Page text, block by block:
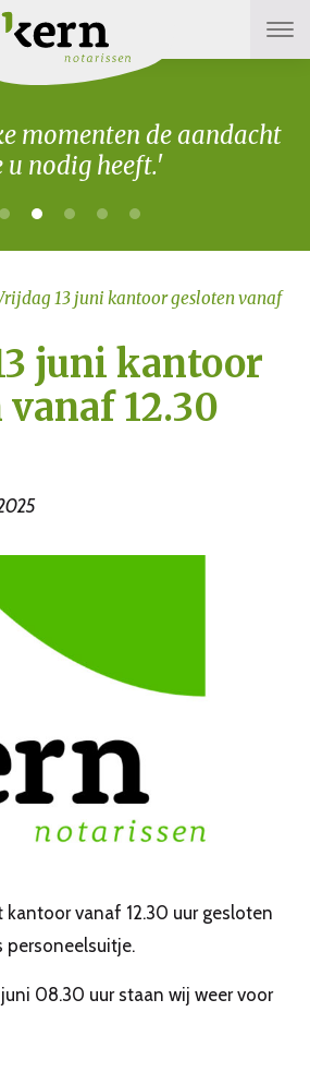
momenten de aandacht
u nodig heeft.'
13 juni kantoor gesloten vanaf
juni kantoor
12.30
kantoor vanaf 12.30 uur gesloten
personeelsuitje.
08.30 uur staan wij weer voor